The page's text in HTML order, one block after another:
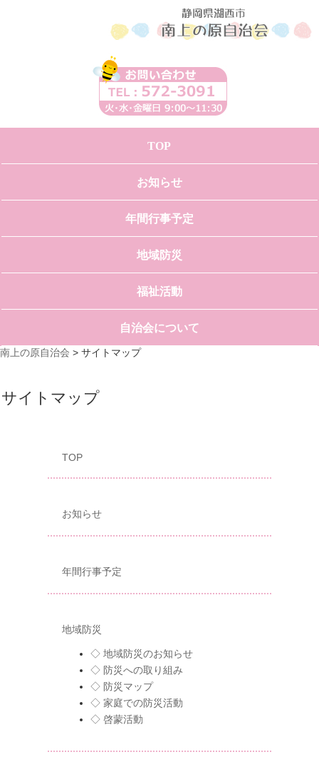
TOP
お知らせ
年間行事予定
地域防災
福祉活動
自治会について
南上の原自治会 > サイトマップ
サイトマップ
TOP
お知らせ
年間行事予定
地域防災
◇ 地域防災のお知らせ
◇ 防災への取り組み
◇ 防災マップ
◇ 家庭での防災活動
◇ 啓蒙活動